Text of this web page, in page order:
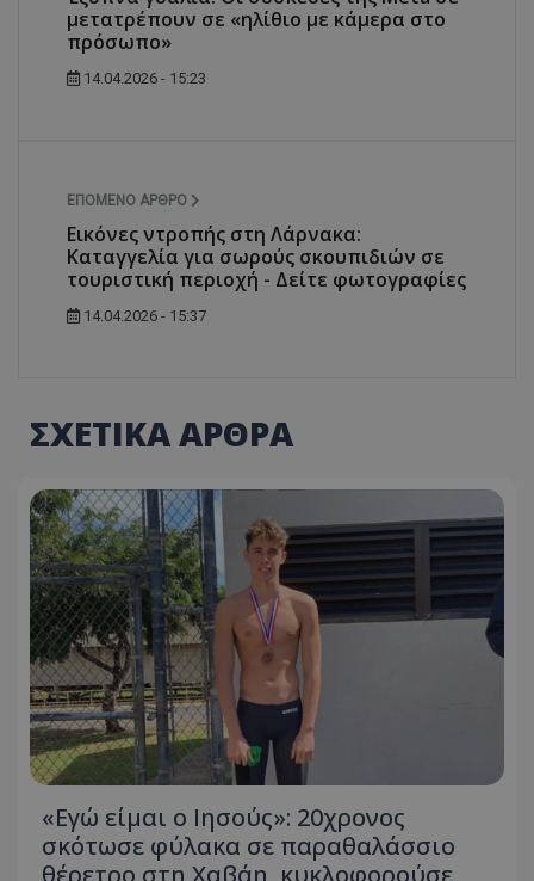
μετατρέπουν σε «ηλίθιο με κάμερα στο
πρόσωπο»
14.04.2026 - 15:23
ΕΠΌΜΕΝΟ ΆΡΘΡΟ
Εικόνες ντροπής στη Λάρνακα:
Καταγγελία για σωρούς σκουπιδιών σε
τουριστική περιοχή - Δείτε φωτογραφίες
14.04.2026 - 15:37
ΣΧΕΤΙΚΑ ΑΡΘΡΑ
«Εγώ είμαι ο Ιησούς»: 20χρονος
σκότωσε φύλακα σε παραθαλάσσιο